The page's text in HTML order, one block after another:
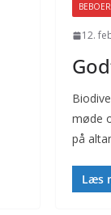
12.
møde
på
Læs